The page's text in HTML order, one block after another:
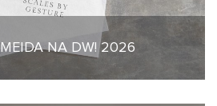
março de 2026NA DW! 2026